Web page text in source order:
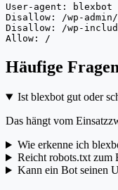
User-agent: blexbot
Disallow: /wp-admin/
Disallow: /wp-
Allow: /
Häufige
Ist blexbot gut oder
Das hängt vom
Wie erkenne ich
Reicht robots.txt zum
Kann ein Bot seinen